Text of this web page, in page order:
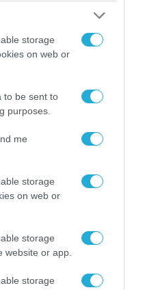
storage
on web or
to be sent to
purposes.
me
storage
on web or
storage
website or app.
storage
τον
ΣΚΑΪ – Ο λόγος της
στην
χώρους